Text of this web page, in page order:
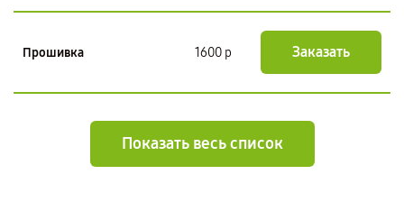
Прошивка 1600 р Заказать
Показать весь список